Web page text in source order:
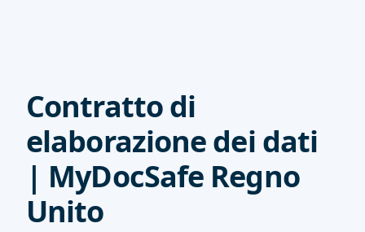
Contratto di
elaborazione dei dati
| MyDocSafe Regno
Unito